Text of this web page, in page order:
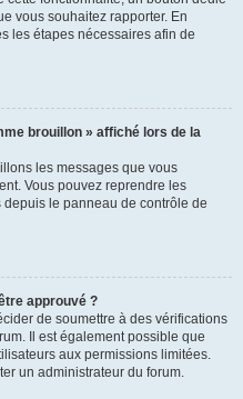
vous souhaitez rapporter. En
les étapes nécessaires afin de
brouillon » affiché lors de la
les messages que vous
Vous pouvez reprendre les
le panneau de contrôle de
approuvé ?
de soumettre à des vérifications
Il est également possible que
aux permissions limitées.
un administrateur du forum.